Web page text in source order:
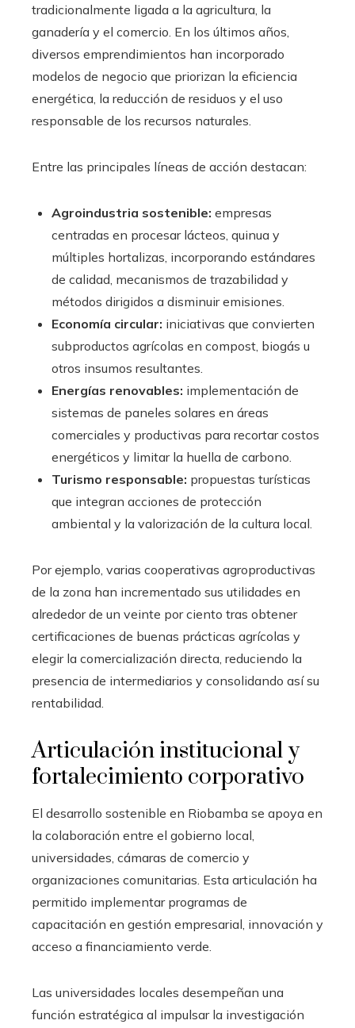
tradicionalmente ligada a la agricultura, la
ganadería y el comercio. En los últimos años,
diversos emprendimientos han incorporado
modelos de negocio que priorizan la eficiencia
energética, la reducción de residuos y el uso
responsable de los recursos naturales.
Entre las principales líneas de acción destacan:
Agroindustria sostenible: empresas
centradas en procesar lácteos, quinua y
múltiples hortalizas, incorporando estándares
de calidad, mecanismos de trazabilidad y
métodos dirigidos a disminuir emisiones.
Economía circular: iniciativas que convierten
subproductos agrícolas en compost, biogás u
otros insumos resultantes.
Energías renovables: implementación de
sistemas de paneles solares en áreas
comerciales y productivas para recortar costos
energéticos y limitar la huella de carbono.
Turismo responsable: propuestas turísticas
que integran acciones de protección
ambiental y la valorización de la cultura local.
Por ejemplo, varias cooperativas agroproductivas
de la zona han incrementado sus utilidades en
alrededor de un veinte por ciento tras obtener
certificaciones de buenas prácticas agrícolas y
elegir la comercialización directa, reduciendo la
presencia de intermediarios y consolidando así su
rentabilidad.
Articulación institucional y
fortalecimiento corporativo
El desarrollo sostenible en Riobamba se apoya en
la colaboración entre el gobierno local,
universidades, cámaras de comercio y
organizaciones comunitarias. Esta articulación ha
permitido implementar programas de
capacitación en gestión empresarial, innovación y
acceso a financiamiento verde.
Las universidades locales desempeñan una
función estratégica al impulsar la investigación